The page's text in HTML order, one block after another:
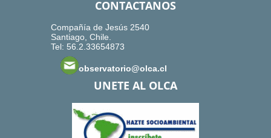
CONTACTANOS
Compañía de Jesús 2540
Santiago, Chile.
Tel: 56.2.33654873
observatorio@olca.cl
UNETE AL OLCA